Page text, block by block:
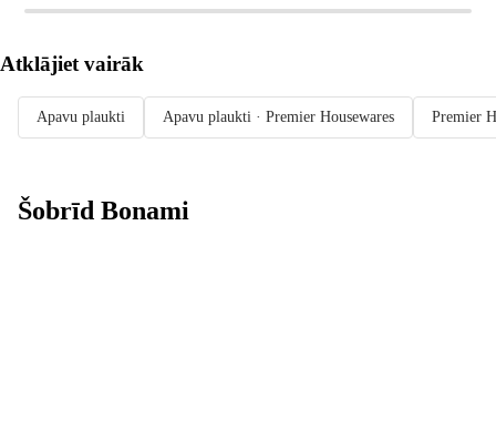
Atklājiet vairāk
Apavu plaukti Apavu plaukti · Premier Housewares Premier
Šobrīd Bonami